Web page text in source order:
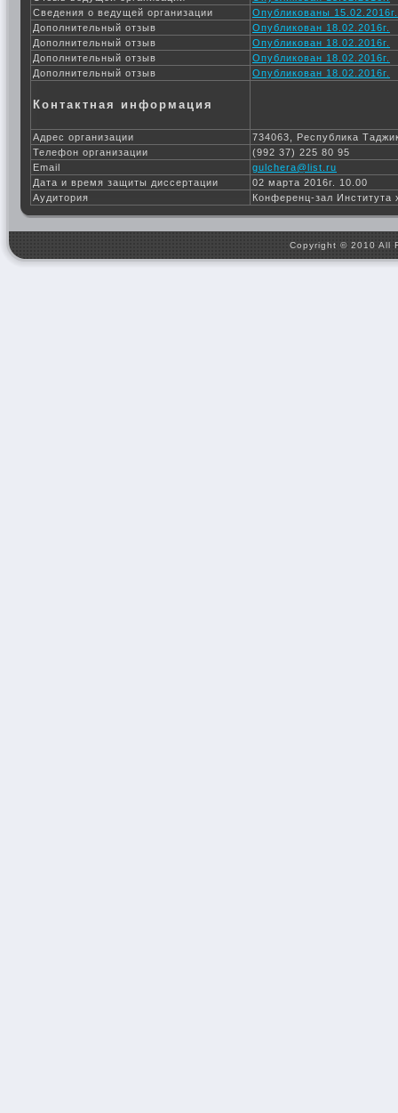
Сведения о ведущей организации
Опубликованы 15.02.2016г.
Дополнительный отзыв
Опубликован 18.02.2016г.
Дополнительный отзыв
Опубликован 18.02.2016г.
Дополнительный отзыв
Опубликован 18.02.2016г.
Дополнительный отзыв
Опубликован 18.02.2016г.
Контактная информация
Адрес организации
734063, Республика
Телефон организации
(992 37) 225 80 95
Email
gulchera@list.ru
Дата и время защиты диссертации
02 марта 2016г. 10.00
Аудитория
Конференц-зал Института
Copyright © 2010 All